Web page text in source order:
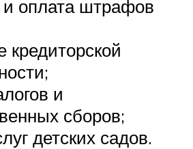
оплата штрафов
кредиторской
и
сборов;
детских садов.